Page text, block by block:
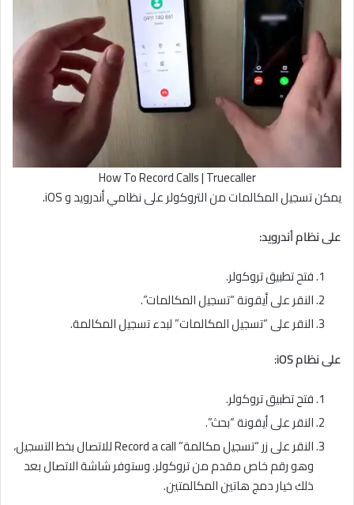
How To Record Calls | Truecaller
يمكن تسجيل المكالمات من التروكولر على نظامي أندرويد و iOS.
على نظام أندرويد:
فتح تطبيق تروكولر.
النقر على أيقونة “تسجيل المكالمات”.
النقر على “تسجيل المكالمات” لبدء تسجيل المكالمة.
على نظام iOS:
فتح تطبيق تروكولر.
النقر على أيقونة “بحث”.
النقر على زر “تسجيل مكالمة” Record a call للاتصال بخط التسجيل،
وهو رقم خاص مقدم من تروكولر. وستوفر شاشة الاتصال بعد
ذلك خيار دمج هاتين المكالمتين.